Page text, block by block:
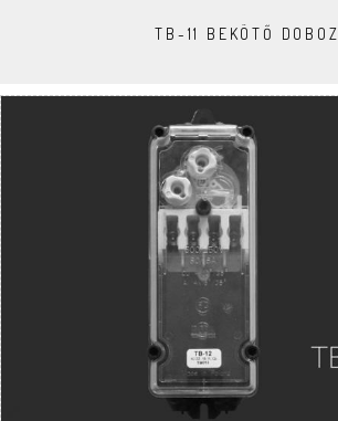
TB-11 BEKÖTŐ DOBOZ